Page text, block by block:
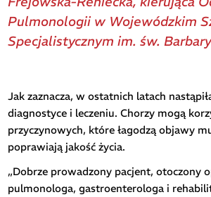
Pulmonologii w Wojewódzkim
Specjalistycznym im. św.
Jak zaznacza, w ostatnich latach
diagnostyce i leczeniu. Chorzy mogą
przyczynowych, które łagodzą objawy
poprawiają jakość życia.
„Dobrze prowadzony pacjent, otoczony
pulmonologa, gastroenterologa i